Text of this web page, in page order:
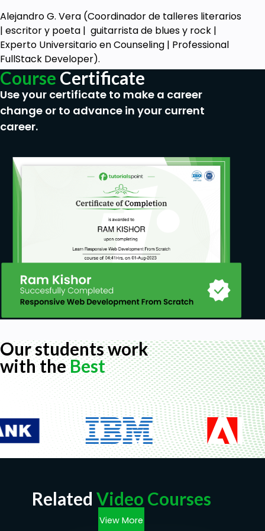
Alejandro G. Vera (Coordinador de talleres literarios
| escritor y poeta | guitarrista de blues y rock |
Experto Universitario en Counseling | Professional
FullStack Developer).
Course Certificate
Use your certificate to make a career
change or to advance in your current
career.
Our students work
with theBest
Related Video Courses
View More